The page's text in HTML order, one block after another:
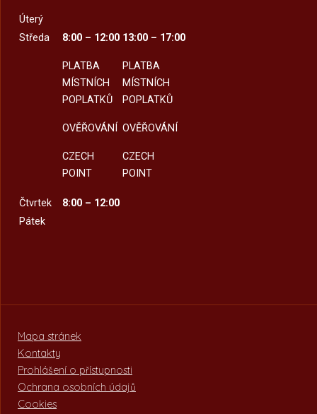
Úterý
Středa
8:00 – 12:00
PLATBA
MÍSTNÍCH
POPLATKŮ
OVĚŘOVÁNÍ
CZECH
POINT
13:00 – 17:00
PLATBA
MÍSTNÍCH
POPLATKŮ
OVĚŘOVÁNÍ
CZECH
POINT
Čtvrtek
8:00 – 12:00
Pátek
Mapa stránek
Kontakty
Prohlášení o přístupnosti
Ochrana osobních údajů
Cookies